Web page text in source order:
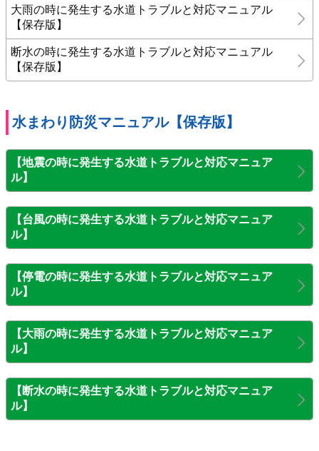
大雨の時に発生する水道トラブルと対応マニュアル
【保存版】
断水の時に発生する水道トラブルと対応マニュアル
【保存版】
水まわり防災マニュアル【保存版】
【地震の時に発生する水道トラブルと対応マニュア
ル】
【台風の時に発生する水道トラブルと対応マニュア
ル】
【停電の時に発生する水道トラブルと対応マニュア
ル】
【大雨の時に発生する水道トラブルと対応マニュア
ル】
【断水の時に発生する水道トラブルと対応マニュア
ル】